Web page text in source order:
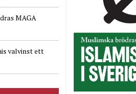
MAGA
valvinst ett